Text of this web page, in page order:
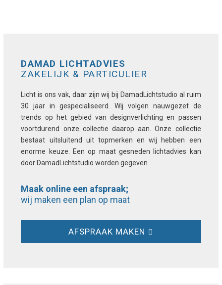
DAMAD LICHTADVIES
ZAKELIJK & PARTICULIER
Licht is ons vak, daar zijn wij bij DamadLichtstudio al ruim
30 jaar in gespecialiseerd. Wij volgen nauwgezet de
trends op het gebied van designverlichting en passen
voortdurend onze collectie daarop aan. Onze collectie
bestaat uitsluitend uit topmerken en wij hebben een
enorme keuze. Een op maat gesneden lichtadvies kan
door DamadLichtstudio worden gegeven.
Maak online een afspraak;
wij maken een plan op maat
AFSPRAAK MAKEN